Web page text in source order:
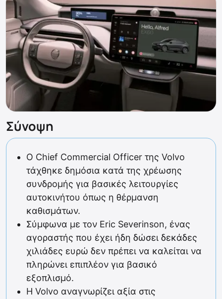
Σύνοψη
Ο Chief Commercial Officer της Volvo
τάχθηκε δημόσια κατά της χρέωσης
συνδρομής για βασικές λειτουργίες
αυτοκινήτου όπως η θέρμανση
καθισμάτων.
Σύμφωνα με τον Eric Severinson, ένας
αγοραστής που έχει ήδη δώσει δεκάδες
χιλιάδες ευρώ δεν πρέπει να καλείται να
πληρώνει επιπλέον για βασικό
εξοπλισμό.
Η Volvo αναγνωρίζει αξία στις